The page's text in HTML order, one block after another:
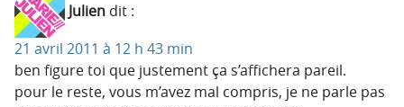
Julien dit :
21 avril 2011 à 12 h 43 min
ben figure toi que justement ça s’affichera pareil.
pour le reste, vous m’avez mal compris, je ne parle pas